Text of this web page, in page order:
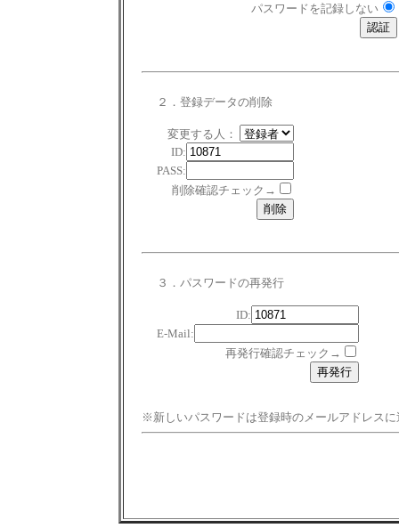
パスワードを記録しない
２．登録データの削除
変更する人：
ID:
PASS:
削除確認チェック→
３．パスワードの再発行
ID:
E-Mail:
再発行確認チェック→
※新しいパスワードは登録時のメールアドレスに